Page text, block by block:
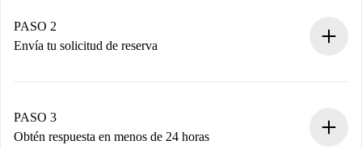
Tienes toda la información necesaria por adelantado.
PASO 2
Envía tu solicitud de reserva
propietario acepte.
PASO 3
Obtén respuesta en menos de 24 horas